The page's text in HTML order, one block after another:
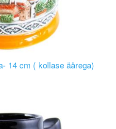
14 cm ( kollase äärega)